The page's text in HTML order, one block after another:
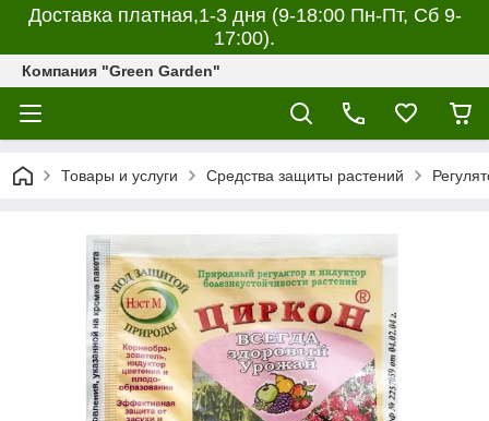
Доставка платная,1-3 дня (9-18:00 Пн-Пт, Сб 9-
17:00).
Компания "Green Garden"
Товары и услуги Средства защиты растений